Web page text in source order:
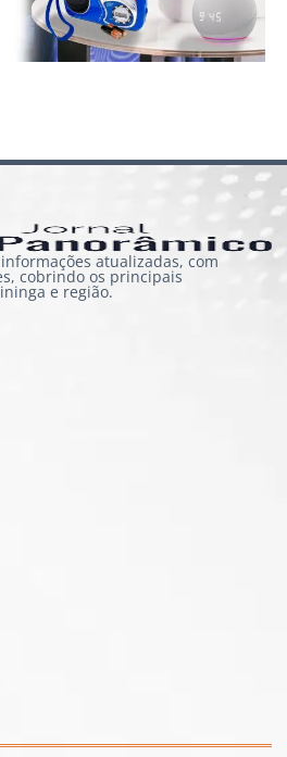
atualizadas, com
cobrindo os principais
e região.